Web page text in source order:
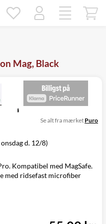
Mag, Black
d. 12/8)
d. 12/8
Se alt fra mærket Puro
Kompatibel med MagSafe.
med ridsefast microfiber